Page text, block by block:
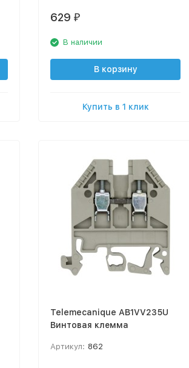
629 ₽
В наличии
В корзину
Купить в 1 клик
Telemecanique AB1VV235U
Винтовая клемма
Артикул: 862